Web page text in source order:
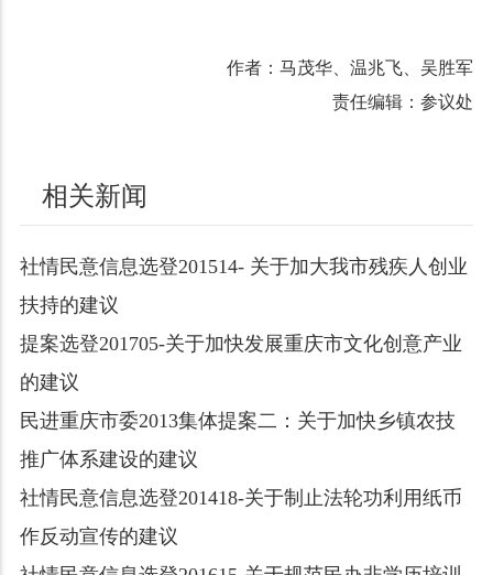
作者：马茂华、温兆飞、吴胜军
责任编辑：参议处
相关新闻
社情民意信息选登201514- 关于加大我市残疾人创业
扶持的建议
提案选登201705-关于加快发展重庆市文化创意产业
的建议
民进重庆市委2013集体提案二：关于加快乡镇农技
推广体系建设的建议
社情民意信息选登201418-关于制止法轮功利用纸币
作反动宣传的建议